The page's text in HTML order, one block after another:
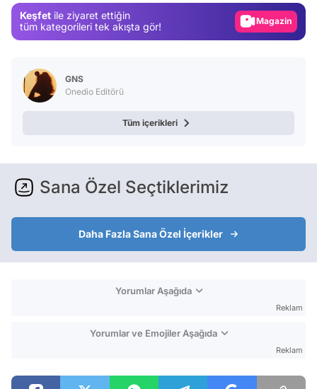
Keşfet ile ziyaret ettiğin
tüm kategorileri tek akışta gör!
Video
GNS
Onedio Editörü
Tüm içerikleri
Sana Özel Seçtiklerimiz
Daha Fazla Sana Özel İçerikler
Yorumlar Aşağıda
Reklam
Yorumlar ve Emojiler Aşağıda
Reklam